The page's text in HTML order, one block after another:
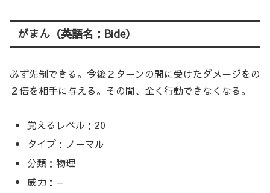
がまん（英語名：Bide）
必ず先制できる。今後２ターンの間に受けたダメージをの
２倍を相手に与える。その間、全く行動できなくなる。
覚えるレベル：20
タイプ：ノーマル
分類：物理
威力：—